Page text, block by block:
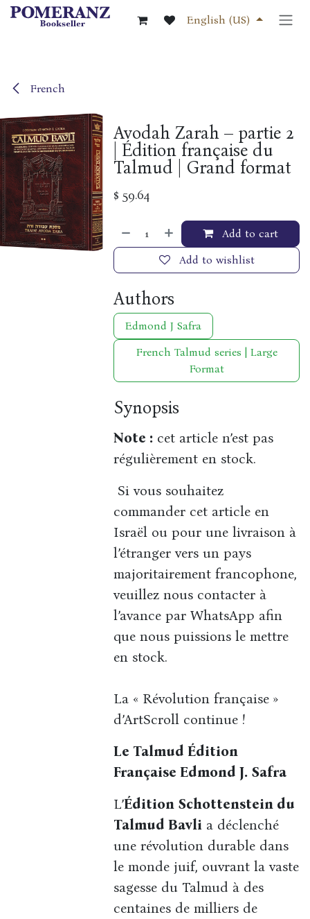
Skip to Content
English (US)
French
Avodah Zarah – partie 2
| Édition française du
Talmud | Grand format
$ 59.64
Add to cart
Add to wishlist
Authors
Edmond J Safra
French Talmud series | Large
Format
Synopsis
Note : cet article n’est pas
régulièrement en stock.
Si vous souhaitez
commander cet article en
Israël ou pour une livraison à
l’étranger vers un pays
majoritairement francophone,
veuillez nous contacter à
l’avance par WhatsApp afin
que nous puissions le mettre
en stock.
La « Révolution française »
d’ArtScroll continue !
Le Talmud Édition
Française Edmond J. Safra
L’Édition Schottenstein du
Talmud Bavli a déclenché
une révolution durable dans
le monde juif, ouvrant la vaste
sagesse du Talmud à des
centaines de milliers de